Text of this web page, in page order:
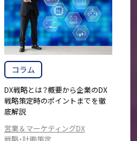
コラム
DX戦略とは？概要から企業のDX
戦略策定時のポイントまでを徹
底解説
営業＆マーケティングDX
戦略・計画策定